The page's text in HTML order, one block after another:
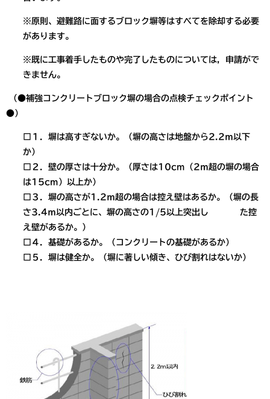
※原則、避難路に面するブロック塀等はすべてを除却する必要
があります。
※既に工事着手したものや完了したものについては，申請がで
きません。
（●補強コンクリートブロック塀の場合の点検チェックポイント
●）
□１．塀は高すぎないか。（塀の高さは地盤から2.2ｍ以下
か）
□２．壁の厚さは十分か。（厚さは10cm（2ｍ超の塀の場合
は15cm）以上か）
□３．塀の高さが1.2ｍ超の場合は控え壁はあるか。（塀の長
さ3.4ｍ以内ごとに、塀の高さの1/5以上突出し た控
え壁があるか。）
□４．基礎があるか。（コンクリートの基礎があるか）
□５．塀は健全か。（塀に著しい傾き、ひび割れはないか）